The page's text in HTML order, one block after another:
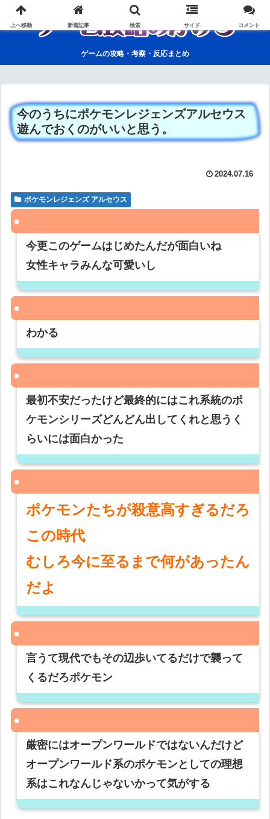
ゲームの攻略・考察・反応まとめ
今のうちにポケモンレジェンズアルセウス
遊んでおくのがいいと思う。
2024.07.16
ポケモンレジェンズ アルセウス
今更このゲームはじめたんだが面白いね
女性キャラみんな可愛いし
わかる
最初不安だったけど最終的にはこれ系統のポ
ケモンシリーズどんどん出してくれと思うく
らいには面白かった
ポケモンたちが殺意高すぎるだろ
この時代
むしろ今に至るまで何があったん
だよ
言うて現代でもその辺歩いてるだけで襲って
くるだろポケモン
厳密にはオープンワールドではないんだけど
オープンワールド系のポケモンとしての理想
系はこれなんじゃないかって気がする
上へ移動 新着記事 検索 サイド コメント